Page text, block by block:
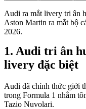
Audi ra mắt livery tri ân
Aston Martin ra mắt bộ
2026.
Audi tri ân
livery đặc biệt
Audi đã chính thức giới
trong Formula 1 nhằm
Tazio Nuvolari.